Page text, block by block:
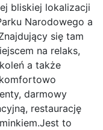
bliskiej lokalizacji
Narodowego a
się tam
na relaks,
a także
darmowy
restaurację
to